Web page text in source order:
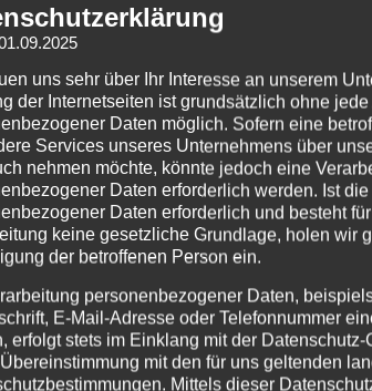
uns sehr über Ihr Interesse an unserem
der Internetseiten ist grundsätzlich ohne
Daten möglich. Sofern eine
Services unseres Unternehmens über
nehmen möchte, könnte jedoch eine
Daten erforderlich werden. Ist
Daten erforderlich und besteht
keine gesetzliche Grundlage, holen wir
der betroffenen Person ein.
personenbezogener Daten,
E-Mail-Adresse oder Telefonnummer
erfolgt stets im Einklang mit der Datenschutz-
mit den für uns geltenden
Mittels dieser